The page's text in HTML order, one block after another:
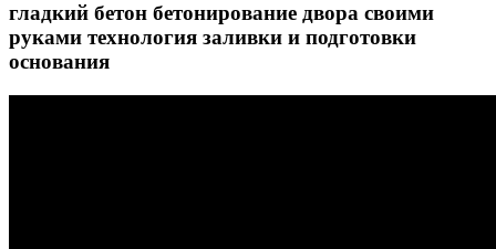
гладкий бетон бетонирование двора своими
руками технология заливки и подготовки
основания